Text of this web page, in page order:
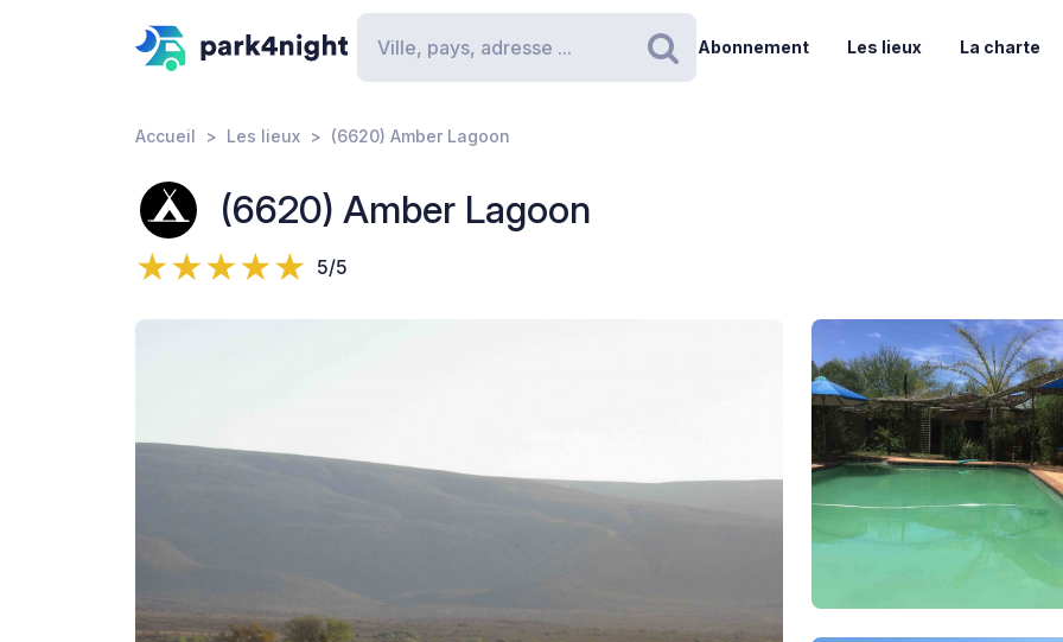
Rechercher
Abonnement Les lieux La charte
Accueil Les lieux (6620) Amber Lagoon
(6620) Amber Lagoon
5/5